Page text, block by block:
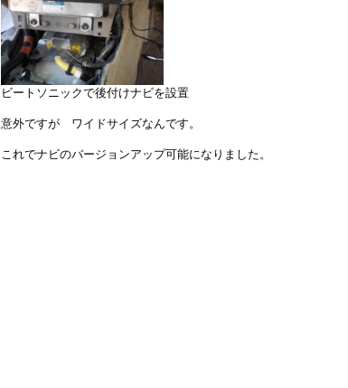
ビートソニックで後付けナビを設置
意外ですが ワイドサイズなんです。
これでナビのバージョンアップ可能になりました。